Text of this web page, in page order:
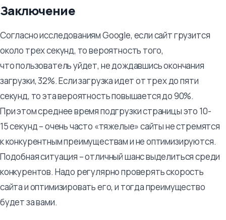
Заключение
Согласно исследованиям Google, если сайт грузится
около трех секунд, то вероятность того,
что пользователь уйдет, не дождавшись окончания
загрузки, 32%. Если загрузка идет от трех до пяти
секунд, то эта вероятность повышается до 90%.
При этом среднее время подгрузки страницы это 10-
15 секунд – очень часто «тяжелые» сайты не стремятся
к конкурентным преимуществам и не оптимизируются.
Подобная ситуация – отличный шанс выделиться среди
конкурентов. Надо регулярно проверять скорость
сайта и оптимизировать его, и тогда преимущество
будет за вами.